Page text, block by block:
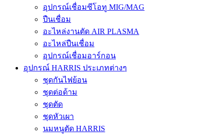
อุปกรณ์เชื่อมซีโอทู MIG/MAG
ปืนเชื่อม
อะไหล่งานตัด AIR PLASMA
อะไหล่ปืนเชื่อม
อุปกรณ์เชื่อมอาร์กอน
อุปกรณ์ HARRIS ประเภทต่างๆ
ชุดกันไฟย้อน
ชุดต่อด้าม
ชุดตัด
ชุดหัวเผา
นมหนูตัด HARRIS